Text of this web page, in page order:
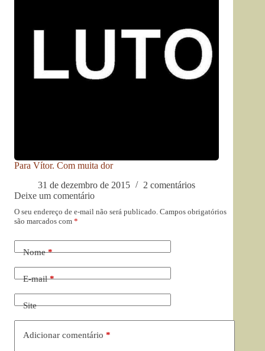
Para Vítor. Com muita dor
31 de dezembro de 2015
2 comentários
Deixe um comentário
O seu endereço de e-mail não será publicado. Campos obrigatórios
são marcados com *
Nome*
E-mail*
Site
Adicionar comentário *